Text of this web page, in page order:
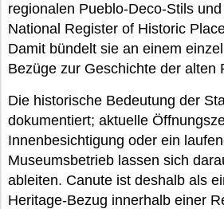
regionalen Pueblo-Deco-Stils
National Register of Historic
Damit bündelt sie an einem
Bezüge zur Geschichte der alten
Die historische Bedeutung der
dokumentiert; aktuelle
Innenbesichtigung oder ein
Museumsbetrieb lassen sich
ableiten. Canute ist deshalb als
Heritage-Bezug innerhalb einer